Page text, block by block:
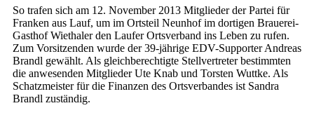
So trafen sich am 12. November 2013 Mitglieder der Partei für
Franken aus Lauf, um im Ortsteil Neunhof im dortigen Brauerei-
Gasthof Wiethaler den Laufer Ortsverband ins Leben zu rufen.
Zum Vorsitzenden wurde der 39-jährige EDV-Supporter Andreas
Brandl gewählt. Als gleichberechtigte Stellvertreter bestimmten
die anwesenden Mitglieder Ute Knab und Torsten Wuttke. Als
Schatzmeister für die Finanzen des Ortsverbandes ist Sandra
Brandl zuständig.